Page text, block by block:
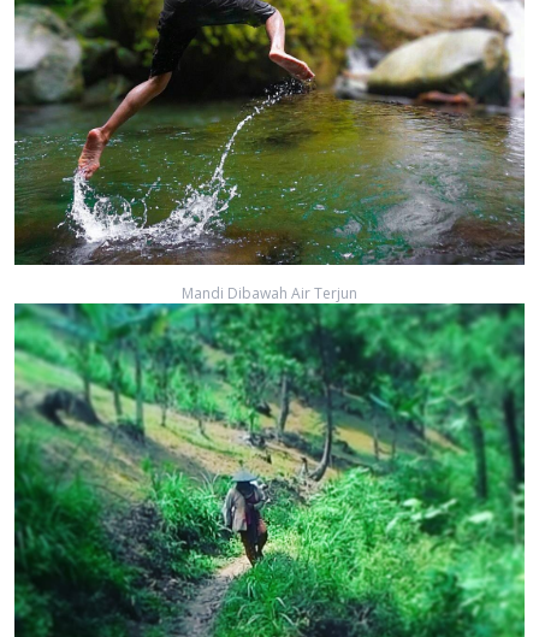
Mandi Dibawah Air Terjun